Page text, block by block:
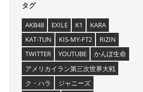
タグ
AKB48 EXILE K1
KARA
KAT-TUN
KIS-MY-FT2
RIZIN
TWITTER
YOUTUBE
かんぽ生命
アメリカイラン第三次世界大戦
ク・ハラ
ジャニーズ